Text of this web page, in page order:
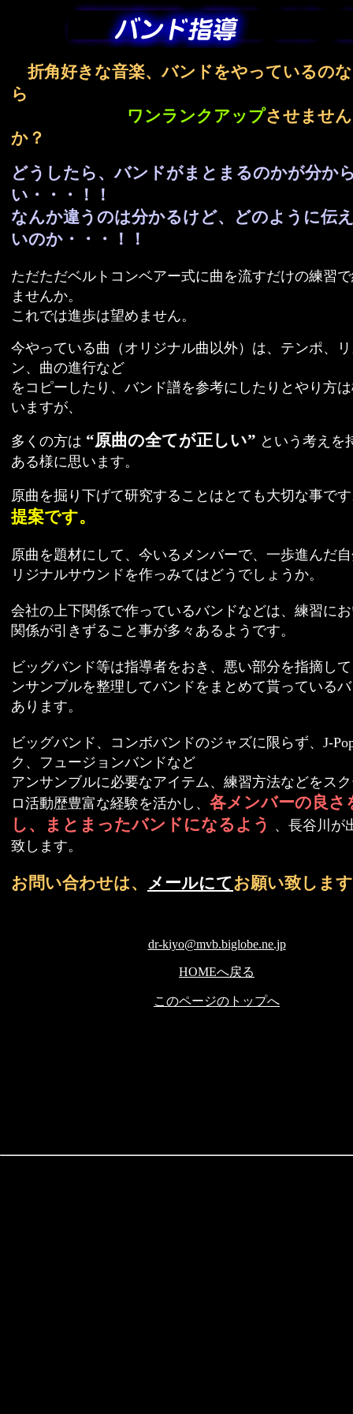
折角好きな音楽、バンドをやっているのな
ら
ワンランクアップさせません
か？
どうしたら、バンドがまとまるのかが分か
い・・・！！
なんか違うのは分かるけど、どのように伝
いのか・・・！！
ただただベルトコンベアー式に曲を流すだけの練習
ませんか。
これでは進歩は望めません。
今やっている曲（オリジナル曲以外）は、テンポ、
ン、曲の進行など
をコピーしたり、バンド譜を参考にしたりとやり方
いますが、
多くの方は “原曲の全てが正しい” という考えを
ある様に思います。
原曲を掘り下げて研究することはとても大切な事で
提案です。
原曲を題材にして、今いるメンバーで、一歩進んだ
リジナルサウンドを作っみてはどうでしょうか。
会社の上下関係で作っているバンドなどは、練習に
関係が引きずること事が多々あるようです。
ビッグバンド等は指導者をおき、悪い部分を指摘し
ンサンブルを整理してバンドをまとめて貰っている
あります。
ビッグバンド、コンボバンドのジャズに限らず、J-
ク、フュージョンバンドなど
アンサンブルに必要なアイテム、練習方法などをス
ロ活動歴豊富な経験を活かし、 各メンバーの良さ
し、まとまったバンドになるよう 、長谷川が
致します。
お問い合わせは、 メールにてお願い致しま
dr-kiyo@mvb.biglobe.ne.jp
HOMEへ戻る
このページのトップへ